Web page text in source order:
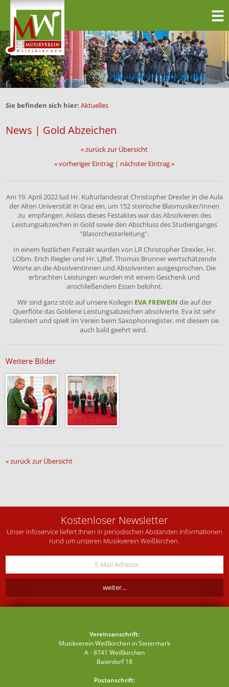
Sie befinden sich hier: Aktuelles
News | Gold Abzeichen
« zurück zur Übersicht
« vorheriger Eintrag | nächster Eintrag »
Am 19. April 2022 lud Hr. Kulturlandesrat Christopher Drexler in die Aula
der Alten Universität in Graz ein, um 152 steirische Blasmusiker/Innen
zu empfangen. Anlass dieses Festaktes war das Absolvieren des
Leistungsabzeichen in Gold sowie den Abschluss des Studienganges
"Blasorchesterleitung".
In einem festlichen Festakt wurden von LR Christopher Drexler, Hr.
LObm. Erich Riegler und Hr. LJRef. Thomas Brunner wertschätzende
Worte an die Absolventinnen und Absolventen ausgesprochen. Die
erbrachten Leistungen wurden mit einem Geschenk und
anschließendem Essen belohnt.
Wir sind ganz stolz auf unsere Kollegin EVA FREWEIN die auf der
Querflöte das Goldene Leistungsabzeichen absolvierte. Eva ist sehr
talentiert und spielt im Verein beim Saxophonregister, mit diesem sie
auch bald geehrt wird.
Weitere Bilder
« zurück zur Übersicht
Kostenloser Newsletter
Unser Infoservice liefert Ihnen in periodischen Abständen Informationen
rund um unseren Musikverein Weißkirchen.
Vereinsanschrift:
Musikverein Weißkirchen in Steiermark
A - 8741 Weißkirchen
Baierdorf 18
Postanschrift: